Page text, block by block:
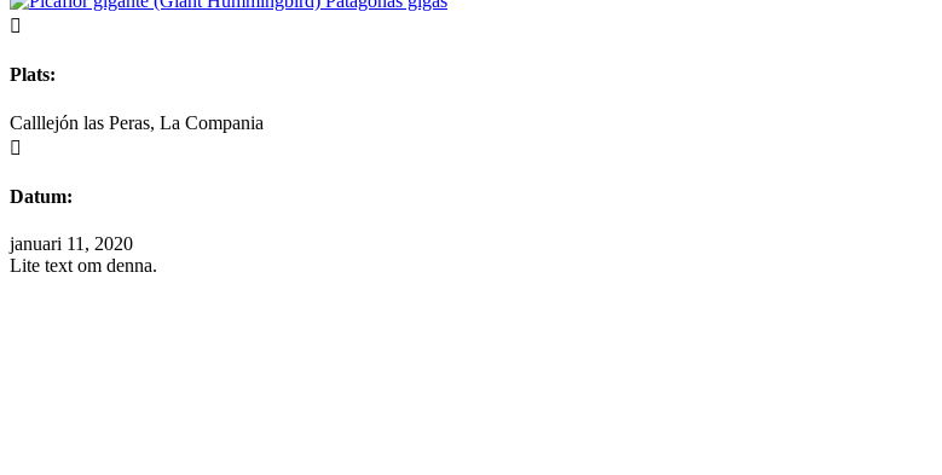

Plats:
Calllejón las Peras, La Compania

Datum:
januari 11, 2020
Lite text om denna.